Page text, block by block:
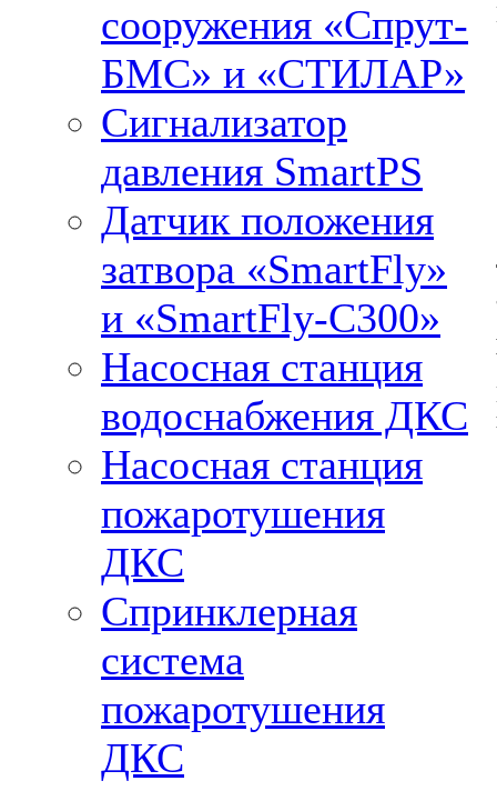
сооружения «Спрут-
БМС» и «СТИЛАР»
Сигнализатор
давления SmartPS
Датчик положения
затвора «SmartFly»
и «SmartFly-С300»
Насосная станция
водоснабжения ДКС
Насосная станция
пожаротушения
ДКС
Спринклерная
система
пожаротушения
ДКС